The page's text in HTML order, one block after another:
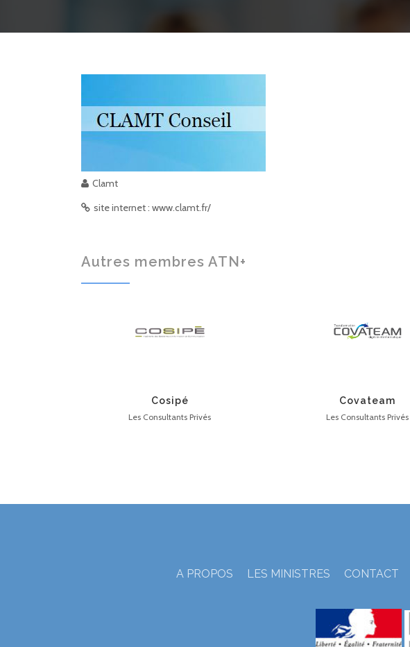
Clamt
site internet : www.clamt.fr/
Autres membres ATN+
Cosipé
Les Consultants Privés
Covateam
Les Consultants Privés
A PROPOS LES MINISTRES CONTACT